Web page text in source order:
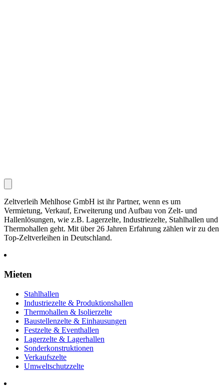
Zeltverleih Mehlhose GmbH ist ihr Partner, wenn es um
Vermietung, Verkauf, Erweiterung und Aufbau von Zelt- und
Hallenlösungen, wie z.B. Lagerzelte, Industriezelte, Stahlhallen und
Thermohallen geht. Mit über 26 Jahren Erfahrung zählen wir zu den
Top-Zeltverleihen in Deutschland.
Mieten
Stahlhallen
Industriezelte & Produktionshallen
Thermohallen & Isolierzelte
Baustellenzelte & Einhausungen
Festzelte & Eventhallen
Lagerzelte & Lagerhallen
Sonderkonstruktionen
Verkaufszelte
Umweltschutzzelte